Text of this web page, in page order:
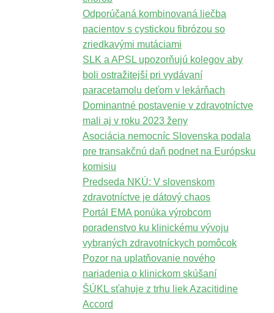
Odporúčaná kombinovaná liečba
pacientov s cystickou fibrózou so
zriedkavými mutáciami
SLK a APSL upozorňujú kolegov aby
boli ostražitejší pri vydávaní
paracetamolu deťom v lekárňach
Dominantné postavenie v zdravotníctve
mali aj v roku 2023 ženy
Asociácia nemocníc Slovenska podala
pre transakčnú daň podnet na Európsku
komisiu
Predseda NKÚ: V slovenskom
zdravotníctve je dátový chaos
Portál EMA ponúka výrobcom
poradenstvo ku klinickému vývoju
vybraných zdravotníckych pomôcok
Pozor na uplatňovanie nového
nariadenia o klinickom skúšaní
ŠÚKL sťahuje z trhu liek Azacitidine
Accord